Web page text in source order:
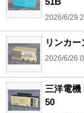
2026/6/29
リンカ
2026/6/26
三洋電
50